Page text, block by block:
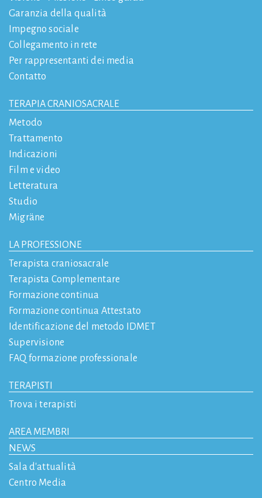
Garanzia della qualità
Impegno sociale
Collegamento in rete
Per rappresentanti dei media
Contatto
TERAPIA CRANIOSACRALE
Metodo
Trattamento
Indicazioni
Film e video
Letteratura
Studio
Migräne
LA PROFESSIONE
Terapista craniosacrale
Terapista Complementare
Formazione continua
Formazione continua Attestato
Identificazione del metodo IDMET
Supervisione
FAQ formazione professionale
TERAPISTI
Trova i terapisti
AREA MEMBRI
NEWS
Sala d'attualità
Centro Media